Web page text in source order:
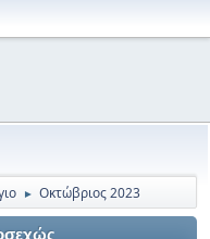
► Οκτώβριος 2023